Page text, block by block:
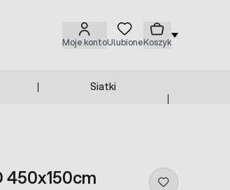
Moje kontoUlubioneKoszyk
Siatki
450x150cm